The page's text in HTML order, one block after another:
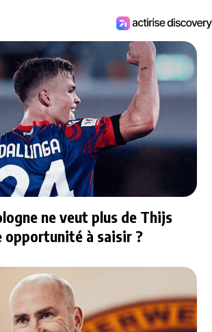
ne veut plus de Thijs
opportunité à saisir ?